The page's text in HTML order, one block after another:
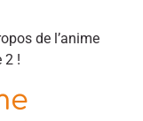
de l’anime
2 !